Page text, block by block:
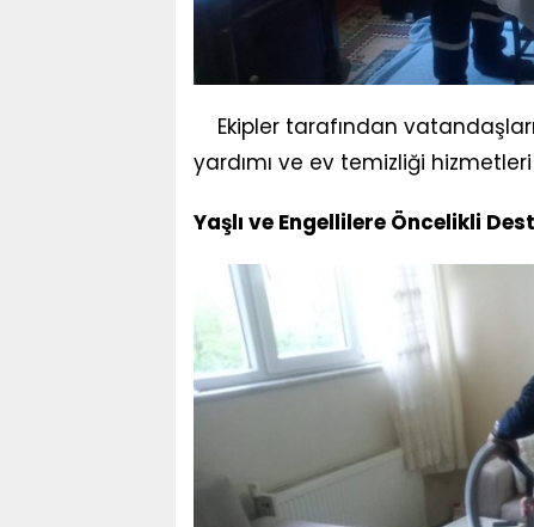
Ekipler tarafından
yardımı ve ev temizliği
Yaşlı ve Engellilere Öncelikli